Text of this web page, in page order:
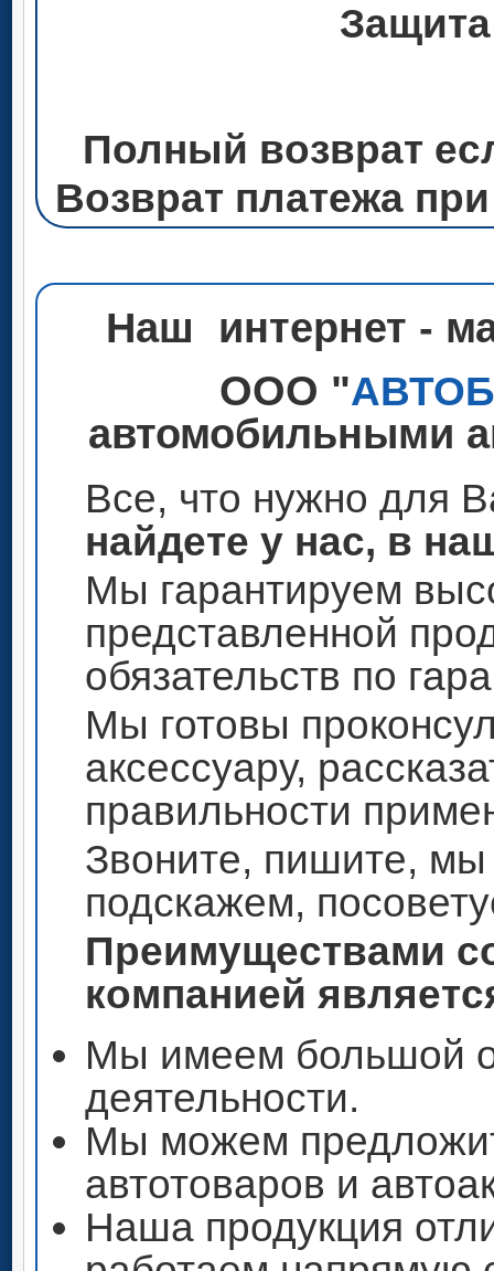
Полный возврат
Возврат платежа
Наш интернет -
ООО "
автомобильными
Все, что нужно для
найдете у нас, в
Мы гарантируем
представленной
обязательств по
Мы готовы
аксессуару,
правильности
Звоните, пишите, мы
подскажем,
Преимуществами
компанией
Мы имеем большой
деятельности.
Мы можем
автотоваров и
Наша продукция